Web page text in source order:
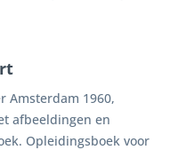
Amsterdam 1960,
afbeeldingen en
Opleidingsboek voor